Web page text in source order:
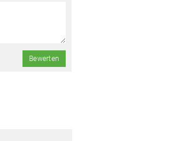
Bewerten